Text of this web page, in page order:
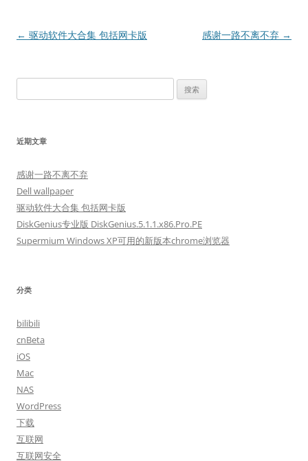
文
← 驱动软件大合集 包括网卡版 感谢一路不离不弃 →
索：
近期文章
感谢一路不离不弃
Dell wallpaper
驱动软件大合集 包括网卡版
DiskGenius专业版 DiskGenius.5.1.1.x86.Pro.PE
Supermium Windows XP可用的新版本chrome浏览器
分类
bilibili
cnBeta
iOS
Mac
NAS
WordPress
下载
互联网
互联网安全